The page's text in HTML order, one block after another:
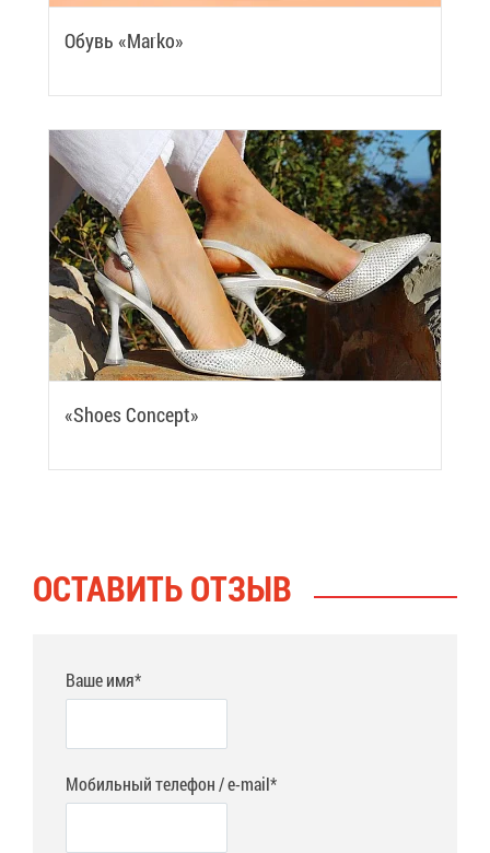
Обувь «Marko»
«Shoes Concept»
ОСТА­ВИТЬ ОТ­ЗЫВ
Ваше имя*
Мобильный телефон / e-mail*